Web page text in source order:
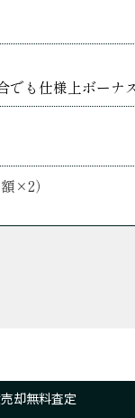
も仕様上ボーナ
×2）
却無料査定